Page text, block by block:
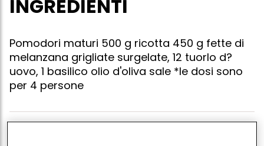
INGREDIENTI
Pomodori maturi 500 g ricotta 450 g fette di
melanzana grigliate surgelate, 12 tuorlo d?
uovo, 1 basilico olio d'oliva sale *le dosi sono
per 4 persone